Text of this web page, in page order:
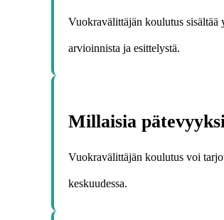
Vuokravälittäjän koulutus sisältää
arvioinnista ja esittelystä.
Millaisia
Vuokravälittäjän koulutus voi
keskuudessa.